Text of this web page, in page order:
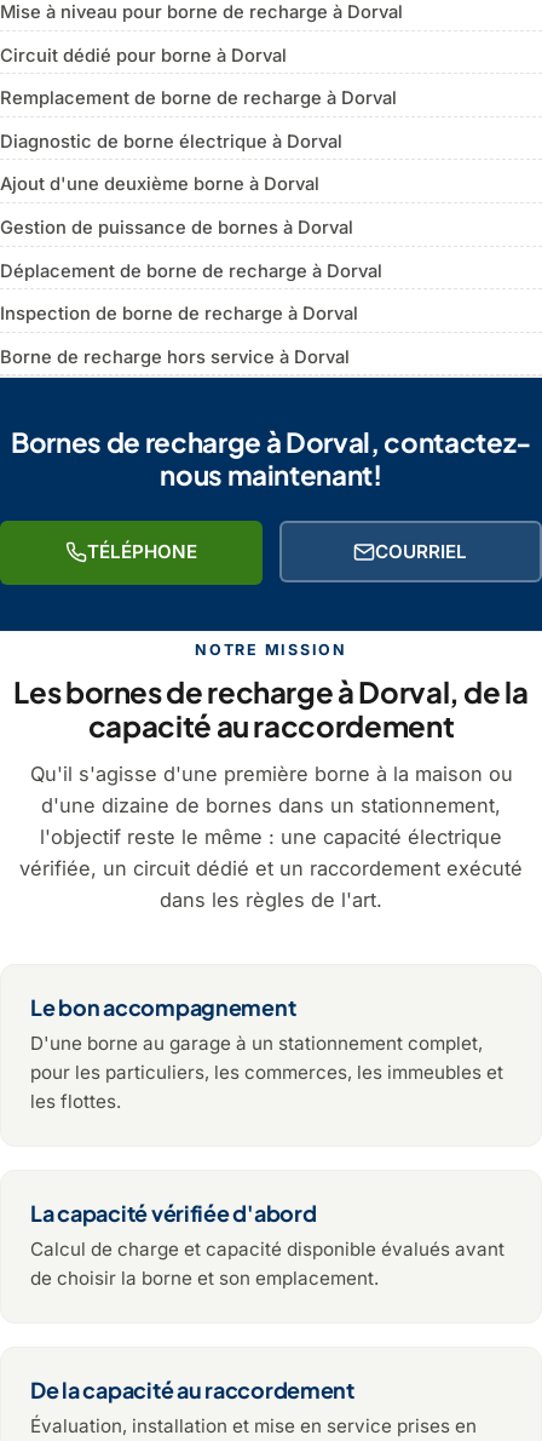
Mise à niveau pour borne de recharge à Dorval
Circuit dédié pour borne à Dorval
Remplacement de borne de recharge à Dorval
Diagnostic de borne électrique à Dorval
Ajout d'une deuxième borne à Dorval
Gestion de puissance de bornes à Dorval
Déplacement de borne de recharge à Dorval
Inspection de borne de recharge à Dorval
Borne de recharge hors service à Dorval
Bornes de recharge à Dorval, contactez-
nous maintenant!
TÉLÉPHONE COURRIEL
NOTRE MISSION
Les bornes de recharge à Dorval, de la
capacité au raccordement
Qu'il s'agisse d'une première borne à la maison ou
d'une dizaine de bornes dans un stationnement,
l'objectif reste le même : une capacité électrique
vérifiée, un circuit dédié et un raccordement exécuté
dans les règles de l'art.
Le bon accompagnement
D'une borne au garage à un stationnement complet,
pour les particuliers, les commerces, les immeubles et
les flottes.
La capacité vérifiée d'abord
Calcul de charge et capacité disponible évalués avant
de choisir la borne et son emplacement.
De la capacité au raccordement
Évaluation, installation et mise en service prises en